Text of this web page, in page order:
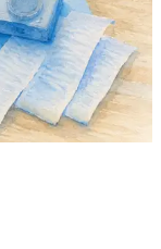
вишлист. Что
под рукой